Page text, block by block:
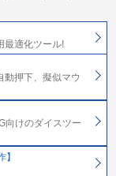
最適化ツール!
動押下、擬似マウ
向けのダイスツー